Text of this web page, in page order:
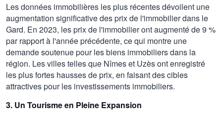
Les données immobilières les plus récentes dévoilent une
augmentation significative des prix de l'immobilier dans le
Gard. En 2023, les prix de l'immobilier ont augmenté de 9 %
par rapport à l'année précédente, ce qui montre une
demande soutenue pour les biens immobiliers dans la
région. Les villes telles que Nîmes et Uzès ont enregistré
les plus fortes hausses de prix, en faisant des cibles
attractives pour les investissements immobiliers.
3. Un Tourisme en Pleine Expansion